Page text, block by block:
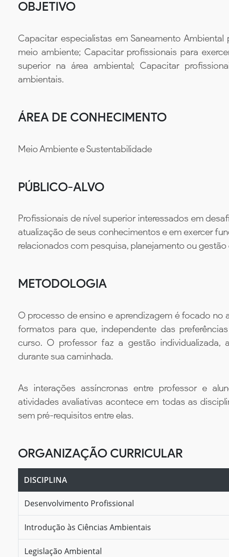
OBJETIVO
Capacitar especialistas em Saneamento
meio ambiente; Capacitar profissionais para
superior na área ambiental; Capacitar
ambientais.
ÁREA DE CONHECIMENTO
Meio Ambiente e Sustentabilidade
PÚBLICO-ALVO
Profissionais de nível superior interessados em
atualização de seus conhecimentos e em exercer
relacionados com pesquisa, planejamento ou
METODOLOGIA
O processo de ensino e aprendizagem é focado
formatos para que, independente das
curso. O professor faz a gestão individualizada,
durante sua caminhada.
As interações assíncronas entre professor e
atividades avaliativas acontece em todas as
sem pré-requisitos entre elas.
ORGANIZAÇÃO CURRICULAR
DISCIPLINA
Desenvolvimento Profissional
Introdução às Ciências Ambientais
Legislação Ambiental